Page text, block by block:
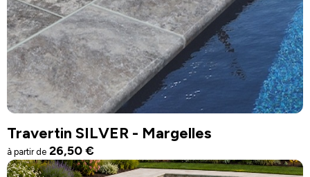
Travertin SILVER - Margelles
à partir de 26,50€